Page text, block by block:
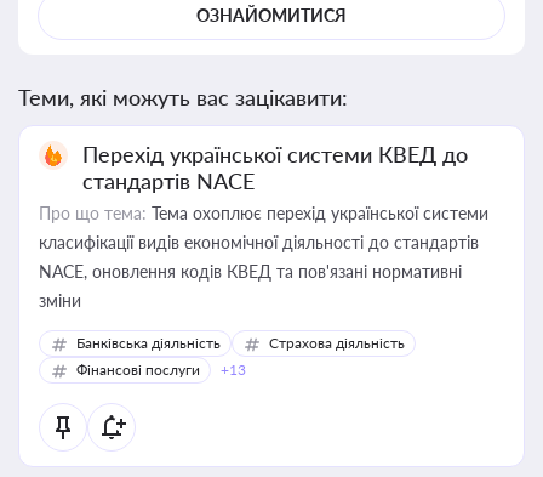
ОЗНАЙОМИТИСЯ
Теми, які можуть вас зацікавити:
Перехід української системи КВЕД до
стандартів NACE
Про що тема: Тема охоплює перехід української системи
класифікації видів економічної діяльності до стандартів
NACE, оновлення кодів КВЕД та пов'язані нормативні
зміни
Банківська діяльність
Страхова діяльність
Фінансові послуги
+13